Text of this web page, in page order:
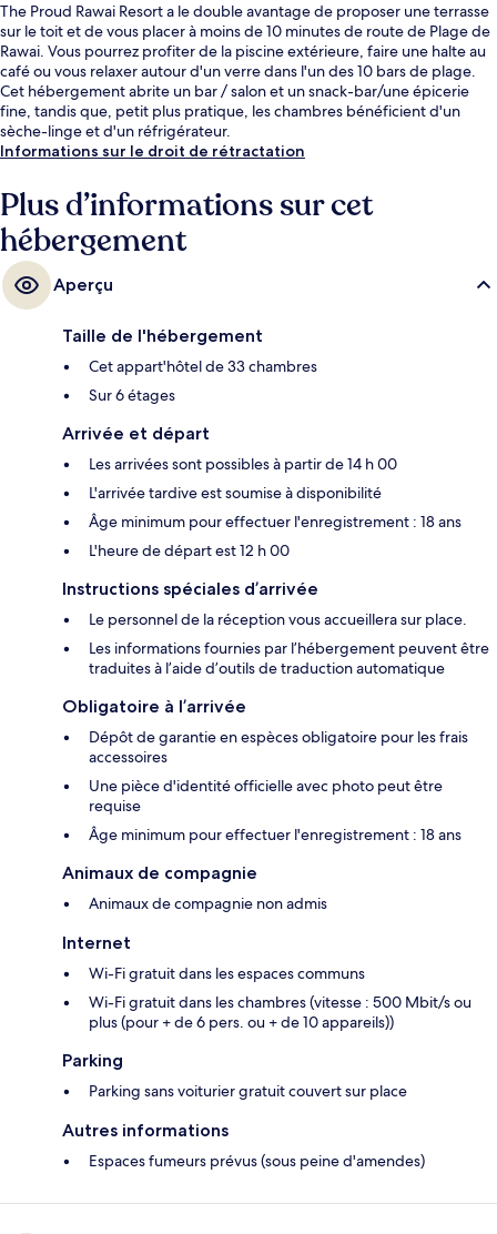
The Proud Rawai Resort a le double avantage de proposer une terrasse
sur le toit et de vous placer à moins de 10 minutes de route de Plage de
Rawai. Vous pourrez profiter de la piscine extérieure, faire une halte au
café ou vous relaxer autour d'un verre dans l'un des 10 bars de plage.
Cet hébergement abrite un bar / salon et un snack-bar/une épicerie
fine, tandis que, petit plus pratique, les chambres bénéficient d'un
sèche-linge et d'un réfrigérateur.
Informations sur le droit de rétractation
Plus d’informations sur cet
hébergement
Aperçu
Taille de l'hébergement
Cet appart'hôtel de 33 chambres
Sur 6 étages
Arrivée et départ
Les arrivées sont possibles à partir de 14 h 00
L'arrivée tardive est soumise à disponibilité
Âge minimum pour effectuer l'enregistrement : 18 ans
L'heure de départ est 12 h 00
Instructions spéciales d’arrivée
Le personnel de la réception vous accueillera sur place.
Les informations fournies par l’hébergement peuvent être
traduites à l’aide d’outils de traduction automatique
Obligatoire à l’arrivée
Dépôt de garantie en espèces obligatoire pour les frais
accessoires
Une pièce d'identité officielle avec photo peut être
requise
Âge minimum pour effectuer l'enregistrement : 18 ans
Animaux de compagnie
Animaux de compagnie non admis
Internet
Wi-Fi gratuit dans les espaces communs
Wi-Fi gratuit dans les chambres (vitesse : 500 Mbit/s ou
plus (pour + de 6 pers. ou + de 10 appareils))
Parking
Parking sans voiturier gratuit couvert sur place
Autres informations
Espaces fumeurs prévus (sous peine d'amendes)